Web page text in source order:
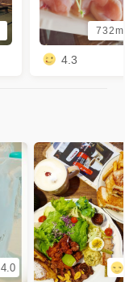
732m
4.3
4.0